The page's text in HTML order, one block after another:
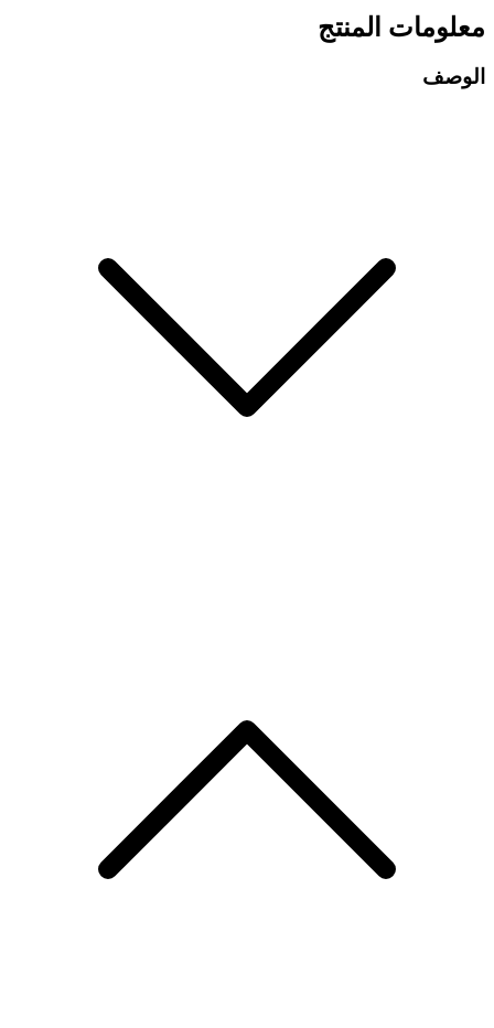
معلومات المنتج
الوصف